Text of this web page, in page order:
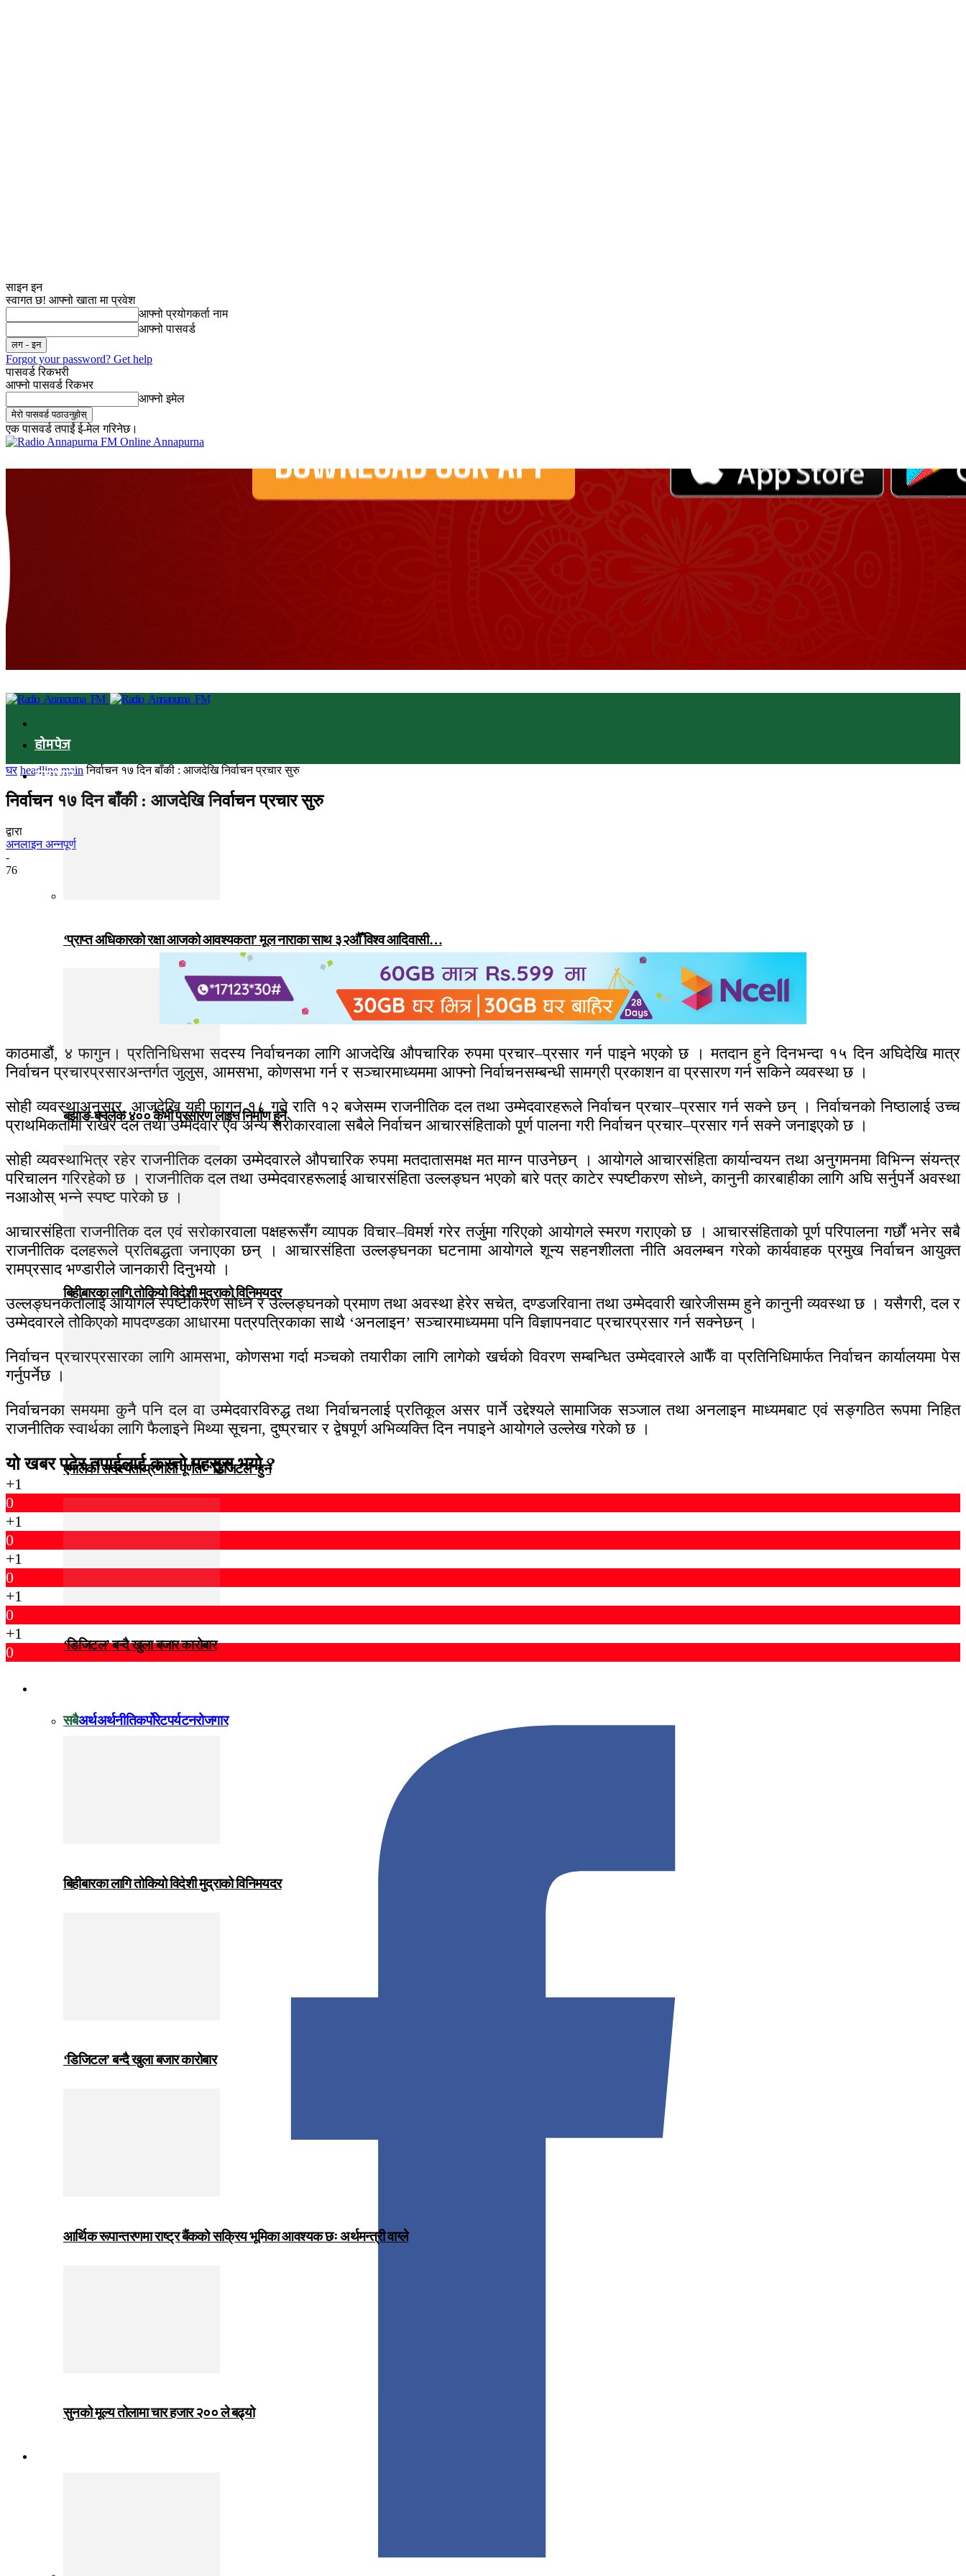
साइन इन
स्वागत छ! आफ्नो खाता मा प्रवेश
आफ्नो प्रयोगकर्ता नाम
आफ्नो पासवर्ड
Forgot your password? Get help
पासवर्ड रिकभरी
आफ्नो पासवर्ड रिकभर
आफ्नो इमेल
एक पासवर्ड तपाईं ई-मेल गरिनेछ।
Online Annapurna
होमपेज
समाचार
‘प्राप्त अधिकारको रक्षा आजको आवश्यकता’ मूल नाराका साथ ३२औँ विश्व आदिवासी…
बझाङ-बनलेक ४०० केभी प्रसारण लाइन निर्माण हुने
बिहीबारका लागि तोकियो विदेशी मुद्राको विनिमयदर
एमालेको सदस्यता प्रणाली पूर्णतः ‘डिजिटल’ हुने
‘डिजिटल’ बन्दै खुला बजार कारोबार
सबैअर्थअर्थनीतिकर्पोरेटपर्यटनरोजगार
बिहीबारका लागि तोकियो विदेशी मुद्राको विनिमयदर
‘डिजिटल’ बन्दै खुला बजार कारोबार
आर्थिक रूपान्तरणमा राष्ट्र बैंकको सक्रिय भूमिका आवश्यक छः अर्थमन्त्री वाग्ले
सुनको मूल्य तोलामा चार हजार २०० ले बढ्यो
घर headline main निर्वाचन १७ दिन बाँकी : आजदेखि निर्वाचन प्रचार सुरु
निर्वाचन १७ दिन बाँकी : आजदेखि निर्वाचन प्रचार सुरु
द्वारा
अनलाइन अन्नपूर्ण
-
76
काठमाडौं, ४ फागुन। प्रतिनिधिसभा सदस्य निर्वाचनका लागि आजदेखि औपचारिक रुपमा प्रचार–प्रसार गर्न पाइने भएको छ । मतदान हुने दिनभन्दा १५ दिन अघिदेखि मात्र
निर्वाचन प्रचारप्रसारअन्तर्गत जुलुस, आमसभा, कोणसभा गर्न र सञ्चारमाध्यममा आफ्नो निर्वाचनसम्बन्धी सामग्री प्रकाशन वा प्रसारण गर्न सकिने व्यवस्था छ ।
सोही व्यवस्थाअनुसार, आजदेखि यही फागुन १८ गते राति १२ बजेसम्म राजनीतिक दल तथा उम्मेदवारहरूले निर्वाचन प्रचार–प्रसार गर्न सक्ने छन् । निर्वाचनको निष्ठालाई उच्च
प्राथमिकतामा राखेर दल तथा उम्मेदवार एवं अन्य सरोकारवाला सबैले निर्वाचन आचारसंहिताको पूर्ण पालना गरी निर्वाचन प्रचार–प्रसार गर्न सक्ने जनाइएको छ ।
सोही व्यवस्थाभित्र रहेर राजनीतिक दलका उम्मेदवारले औपचारिक रुपमा मतदातासमक्ष मत माग्न पाउनेछन् । आयोगले आचारसंहिता कार्यान्वयन तथा अनुगमनमा विभिन्न संयन्त्र
परिचालन गरिरहेको छ । राजनीतिक दल तथा उम्मेदवारहरूलाई आचारसंहिता उल्लङ्घन भएको बारे पत्र काटेर स्पष्टीकरण सोध्ने, कानुनी कारबाहीका लागि अघि सर्नुपर्ने अवस्था
नआओस् भन्ने स्पष्ट पारेको छ ।
आचारसंहिता राजनीतिक दल एवं सरोकारवाला पक्षहरूसँग व्यापक विचार–विमर्श गरेर तर्जुमा गरिएको आयोगले स्मरण गराएको छ । आचारसंहिताको पूर्ण परिपालना गर्छौं भनेर सबै
राजनीतिक दलहरूले प्रतिबद्धता जनाएका छन् । आचारसंहिता उल्लङ्घनका घटनामा आयोगले शून्य सहनशीलता नीति अवलम्बन गरेको कार्यवाहक प्रमुख निर्वाचन आयुक्त
रामप्रसाद भण्डारीले जानकारी दिनुभयो ।
उल्लङ्घनकर्तालाई आयोगले स्पष्टीकरण सोध्ने र उल्लङ्घनको प्रमाण तथा अवस्था हेरेर सचेत, दण्डजरिवाना तथा उम्मेदवारी खारेजीसम्म हुने कानुनी व्यवस्था छ । यसैगरी, दल र
उम्मेदवारले तोकिएको मापदण्डका आधारमा पत्रपत्रिकाका साथै ‘अनलाइन’ सञ्चारमाध्यममा पनि विज्ञापनवाट प्रचारप्रसार गर्न सक्नेछन् ।
निर्वाचन प्रचारप्रसारका लागि आमसभा, कोणसभा गर्दा मञ्चको तयारीका लागि लागेको खर्चको विवरण सम्बन्धित उम्मेदवारले आफैँ वा प्रतिनिधिमार्फत निर्वाचन कार्यालयमा पेस
गर्नुपर्नेछ ।
निर्वाचनका समयमा कुनै पनि दल वा उम्मेदवारविरुद्ध तथा निर्वाचनलाई प्रतिकूल असर पार्ने उद्देश्यले सामाजिक सञ्जाल तथा अनलाइन माध्यमबाट एवं सङ्गठित रूपमा निहित
राजनीतिक स्वार्थका लागि फैलाइने मिथ्या सूचना, दुष्प्रचार र द्वेषपूर्ण अभिव्यक्ति दिन नपाइने आयोगले उल्लेख गरेको छ ।
यो खबर पढेर तपाईलाई कस्तो महसुस भयो ?
+1
0
+1
0
+1
0
+1
0
+1
0